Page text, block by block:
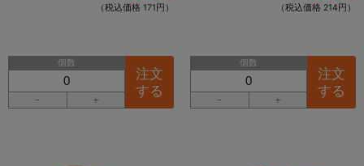
（税込価格 171円）
個数
－ ＋
注文
する
（税込価格 214円）
個数
－ ＋
注文
する